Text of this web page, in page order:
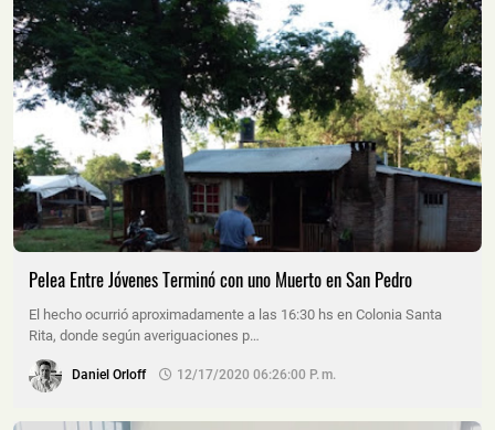
Pelea Entre Jóvenes Terminó con uno Muerto en San Pedro
El hecho ocurrió aproximadamente a las 16:30 hs en Colonia Santa
Rita, donde según averiguaciones p…
Daniel Orloff 12/17/2020 06:26:00 P. M.